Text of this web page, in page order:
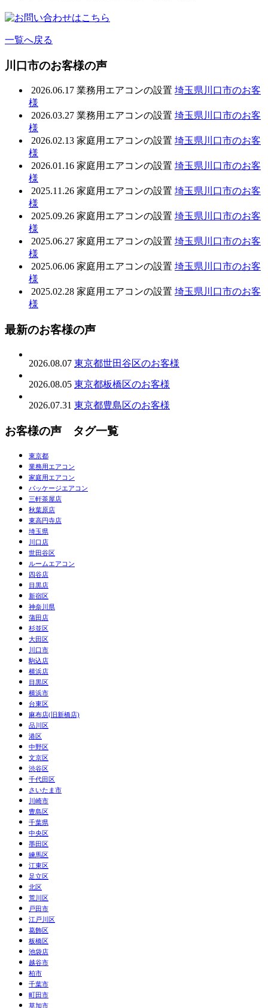
一覧へ戻る
川口市のお客様の声
2026.06.17 業務用エアコンの設置 埼玉県川口市のお客
様
2026.03.27 業務用エアコンの設置 埼玉県川口市のお客
様
2026.02.13 家庭用エアコンの設置 埼玉県川口市のお客
様
2026.01.16 家庭用エアコンの設置 埼玉県川口市のお客
様
2025.11.26 家庭用エアコンの設置 埼玉県川口市のお客
様
2025.09.26 家庭用エアコンの設置 埼玉県川口市のお客
様
2025.06.27 家庭用エアコンの設置 埼玉県川口市のお客
様
2025.06.06 家庭用エアコンの設置 埼玉県川口市のお客
様
2025.02.28 家庭用エアコンの設置 埼玉県川口市のお客
様
最新のお客様の声
2026.08.07 東京都世田谷区のお客様
2026.08.05 東京都板橋区のお客様
2026.07.31 東京都豊島区のお客様
お客様の声 タグ一覧
東京都
業務用エアコン
家庭用エアコン
パッケージエアコン
三軒茶屋店
秋葉原店
東高円寺店
埼玉県
川口店
世田谷区
ルームエアコン
四谷店
目黒店
新宿区
神奈川県
蒲田店
杉並区
大田区
川口市
駒込店
横浜店
目黒区
横浜市
台東区
麻布店(旧新橋店)
品川区
港区
中野区
文京区
渋谷区
千代田区
さいたま市
川崎市
豊島区
千葉県
中央区
墨田区
練馬区
江東区
足立区
北区
荒川区
戸田市
江戸川区
葛飾区
板橋区
池袋店
越谷市
柏市
千葉市
町田市
草加市